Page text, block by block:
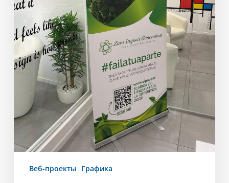
Веб-проекты Графика